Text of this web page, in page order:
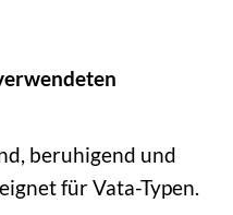
beruhigend und
für Vata-Typen.